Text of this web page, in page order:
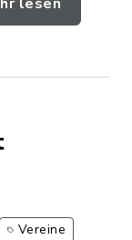
Vereine